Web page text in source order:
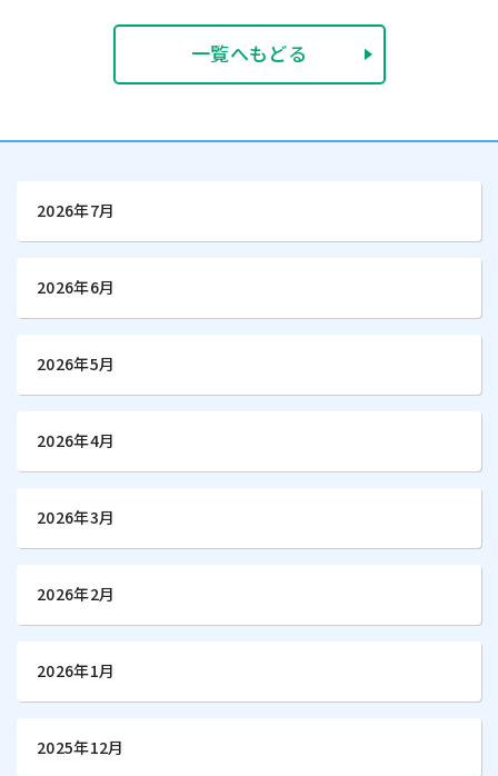
一覧へもどる
2026年7月
2026年6月
2026年5月
2026年4月
2026年3月
2026年2月
2026年1月
2025年12月